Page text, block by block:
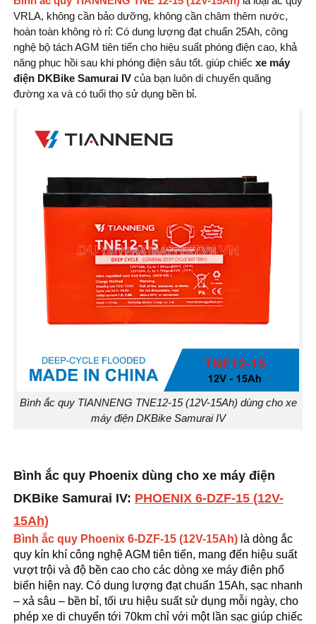
VRLA, không cần bảo dưỡng, không cần châm thêm nước,
hoàn toàn không rò rỉ: Có dung lượng đạt chuẩn 25Ah, công
nghệ bộ tách AGM tiên tiến cho hiệu suất phóng điện cao, khả
năng phục hồi sau khi phóng điện sâu tốt. giúp chiếc xe máy
điện DKBike Samurai IV của bạn luôn di chuyển quãng
đường xa và có tuổi thọ sử dụng bền bỉ.
Bình ắc quy TIANNENG TNE12-15 (12V-15Ah) dùng cho xe
máy điện DKBike Samurai IV
Bình ắc quy Phoenix dùng cho xe máy điện
DKBike Samurai IV: PHOENIX 6-DZF-15 (12V-
15Ah)
Bình ắc quy Phoenix 6-DZF-15 (12V-15Ah) là dòng ắc
quy kín khí công nghệ AGM tiên tiến, mang đến hiệu suất
vượt trội và độ bền cao cho các dòng xe máy điện phổ
biến hiện nay. Có dung lượng đạt chuẩn 15Ah, sạc nhanh
– xả sâu – bền bỉ, tối ưu hiệu suất sử dụng mỗi ngày, cho
phép xe di chuyển tới 70km chỉ với một lần sạc giúp chiếc